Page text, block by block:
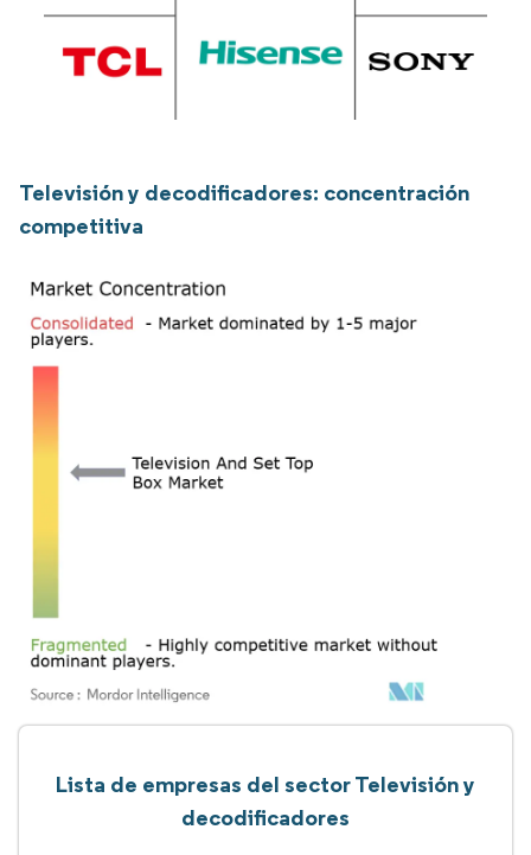
Televisión y decodificadores: concentración
competitiva
Lista de empresas del sector Televisión y
decodificadores